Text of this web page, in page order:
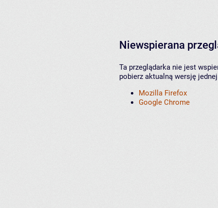
Niewspierana
Ta przeglądarka nie jest
pobierz aktualną wersję
Mozilla Firefox
Google Chrome